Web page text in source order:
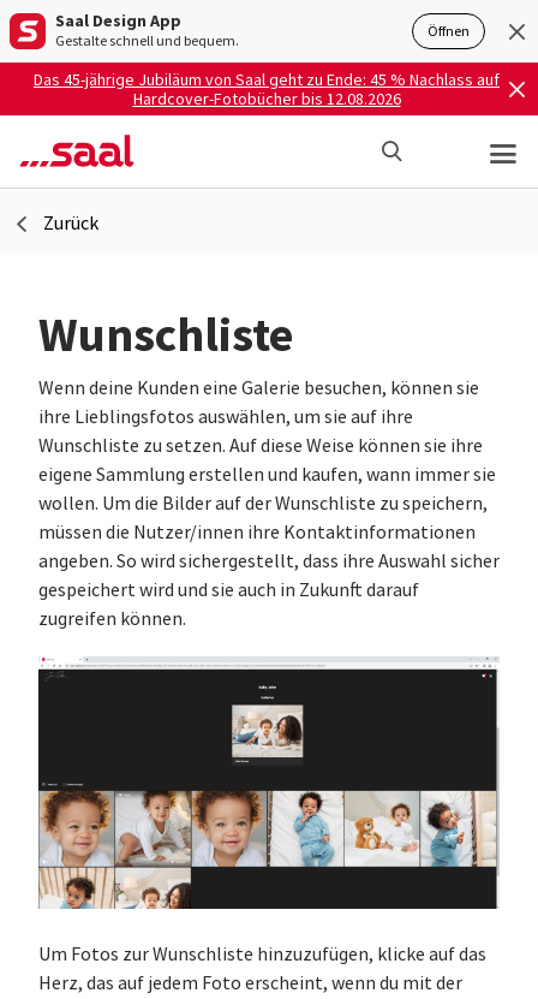
Saal Design App
Gestalte schnell und bequem. Öffnen
Das 45-jährige Jubiläum von Saal geht zu Ende: 45 % Nachlass auf
Hardcover-Fotobücher bis 12.08.2026
Zurück
Wunschliste
Wenn deine Kunden eine Galerie besuchen, können sie
ihre Lieblingsfotos auswählen, um sie auf ihre
Wunschliste zu setzen. Auf diese Weise können sie ihre
eigene Sammlung erstellen und kaufen, wann immer sie
wollen. Um die Bilder auf der Wunschliste zu speichern,
müssen die Nutzer/innen ihre Kontaktinformationen
angeben. So wird sichergestellt, dass ihre Auswahl sicher
gespeichert wird und sie auch in Zukunft darauf
zugreifen können.
Um Fotos zur Wunschliste hinzuzufügen, klicke auf das
Herz, das auf jedem Foto erscheint, wenn du mit der